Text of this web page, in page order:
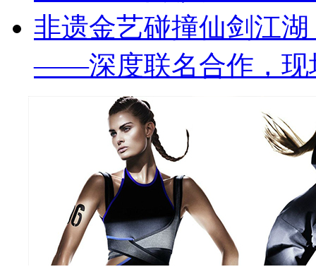
非遗金艺碰撞仙剑江
——深度联名合作，现